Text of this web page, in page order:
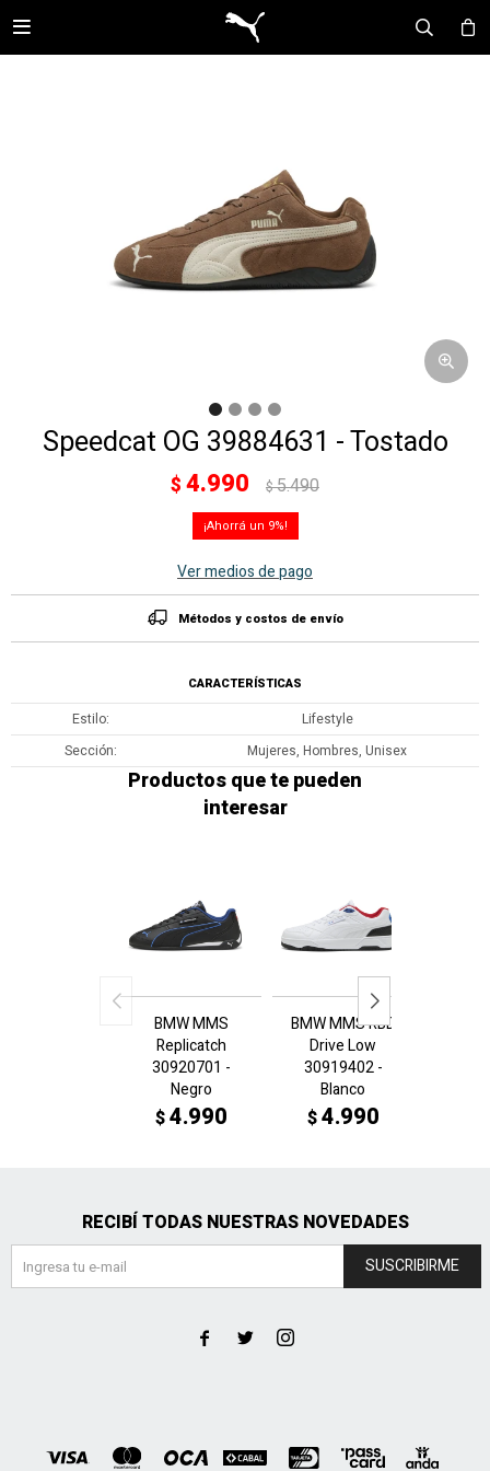

Speedcat OG 39884631 - Tostado
$ 4.990 $5.490
9
Ver medios de pago
Métodos y costos de envío
CARACTERÍSTICAS
Estilo
Lifestyle
Sección
Mujeres, Hombres, Unisex
Productos que te pueden
interesar
BMW MMS
Replicatch
30920701 -
Negro
$4.990
BMW MMS RBD
Drive Low
30919402 -
Blanco
$4.990
RECIBÍ TODAS NUESTRAS NOVEDADES
SUSCRIBIRME
  